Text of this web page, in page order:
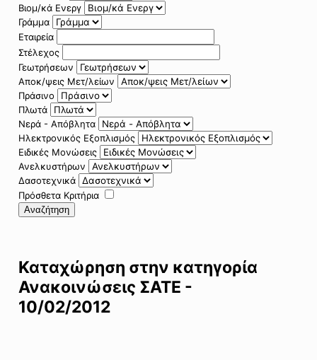
Βιομ/κά Ενεργ
Γράμμα
Εταιρεία
Στέλεχος
Γεωτρήσεων
Αποκ/ψεις Μετ/λείων
Πράσινο
Πλωτά
Νερά - Απόβλητα
Ηλεκτρονικός Εξοπλισμός
Ειδικές Μονώσεις
Ανελκυστήρων
Δασοτεχνικά
Πρόσθετα Κριτήρια
Αναζήτηση
Καταχώρηση στην κατηγορία
Ανακοινώσεις ΣΑΤΕ -
10/02/2012